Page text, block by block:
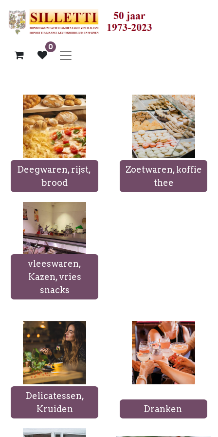
0
Deegwaren, rijst,
brood
Zoetwaren, koffie
thee
vleeswaren,
Kazen, vries
snacks
Delicatessen,
Kruiden
Dranken